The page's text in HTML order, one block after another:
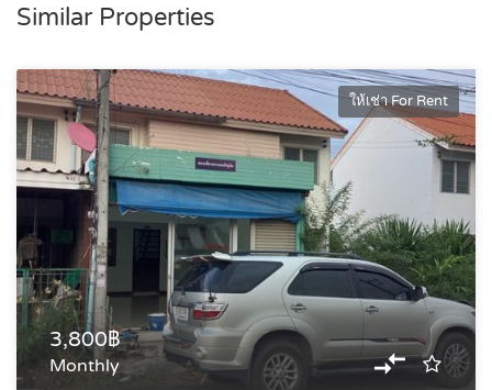
Similar Properties
ให้เช่า For Rent
3,800฿
Monthly